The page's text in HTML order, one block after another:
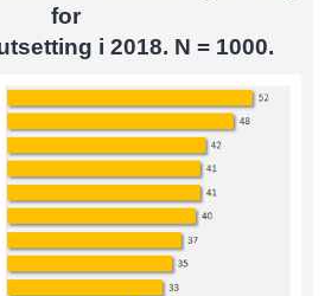
for
i 2018. N = 1000.